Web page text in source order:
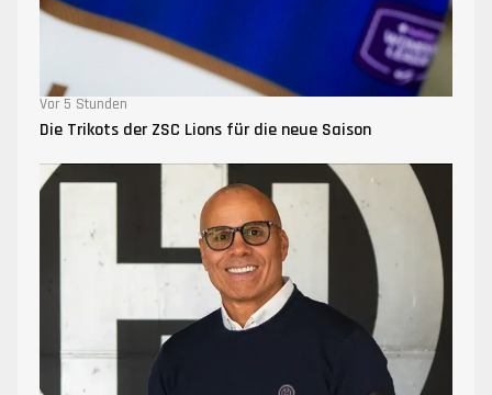
Vor 5 Stunden
Die Trikots der ZSC Lions für die neue Saison